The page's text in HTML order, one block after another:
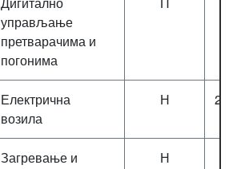
управљање
претварачима и
погонима
Електрична
возила
Н
Загревање и
Н